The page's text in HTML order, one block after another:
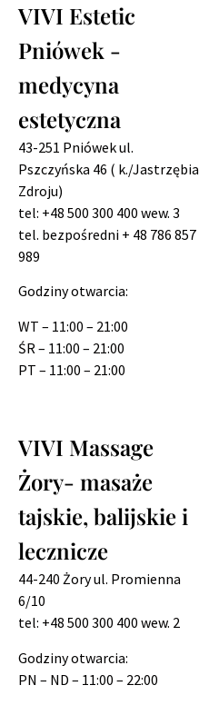
VIVI Estetic
Pniówek -
medycyna
estetyczna
43-251 Pniówekul.
Pszczyńska 46 ( k./Jastrzębia
Zdroju)
tel: +48 500 300 400 wew. 3
tel. bezpośredni + 48 786 857
989
Godziny otwarcia:
WT – 11:00 – 21:00
ŚR – 11:00 – 21:00
PT – 11:00 – 21:00
VIVI Massage
Żory- masaże
tajskie, balijskie i
lecznicze
44-240 Żory ul. Promienna
6/10
tel: +48 500 300 400 wew. 2
Godziny otwarcia:
PN – ND – 11:00 – 22:00